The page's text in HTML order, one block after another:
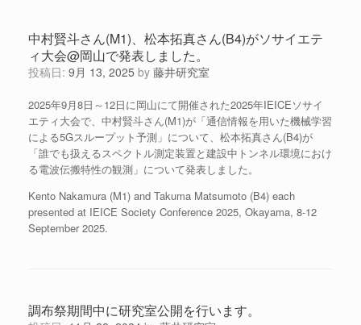
中村賢斗さん(M1)、松本拓真さん(B4)がソサイエテ
ィ大会@岡山で発表しました。
投稿日: 9月 13, 2025 by 藤井研究室
2025年9月8日～12日に岡山にて開催された2025年IEICEソサイ
エティ大会で、中村賢斗さん(M1)が「通信情報を用いた機械学習
による5Gスループット予測」について、松本拓真さん(B4)が
「誰でも扱えるスペクトル測定装置と建設中トンネル環境におけ
る電波伝搬特性の観測」について発表しました。
Kento Nakamura (M1) and Takuma Matsumoto (B4) each
presented at IEICE Society Conference 2025, Okayama, 8-12
September 2025.
調布祭期間中に研究室公開を行います。